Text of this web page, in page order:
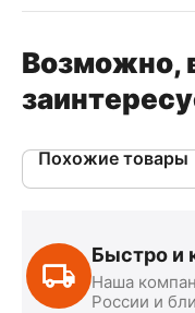
Возможно,
Похожие товары
Быстро и
Наша
России и